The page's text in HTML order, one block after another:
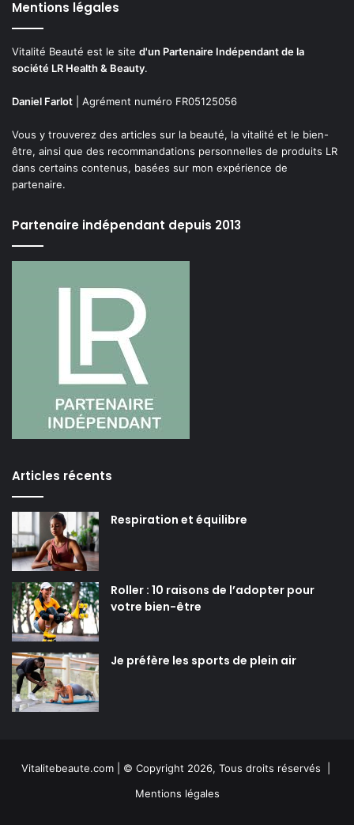
Mentions légales
Vitalité Beauté est le site d'un Partenaire Indépendant de la
société LR Health & Beauty.
Daniel Farlot | Agrément numéro FR05125056
Vous y trouverez des articles sur la beauté, la vitalité et le bien-
être, ainsi que des recommandations personnelles de produits LR
dans certains contenus, basées sur mon expérience de
partenaire.
Partenaire indépendant depuis 2013
Articles récents
Respiration et équilibre
Roller : 10 raisons de l’adopter pour
votre bien-être
Je préfère les sports de plein air
Vitalitebeaute.com | © Copyright 2026, Tous droits réservés |
Mentions légales